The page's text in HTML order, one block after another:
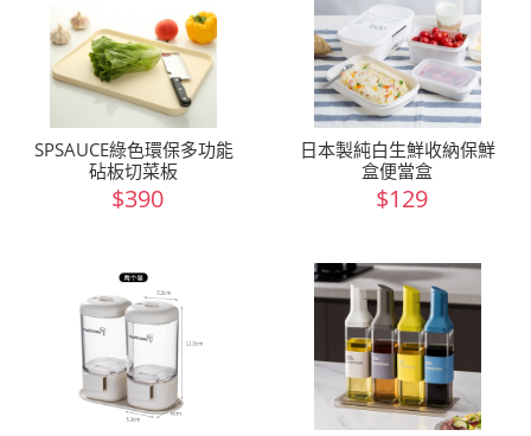
SPSAUCE綠色環保多功能
砧板切菜板
$390
日本製純白生鮮收納保鮮
盒便當盒
$129